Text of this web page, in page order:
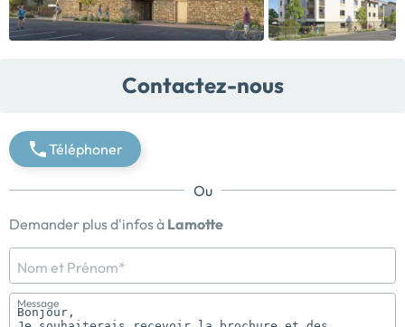
Contactez-nous
Téléphoner
Ou
Demander plus d'infos à Lamotte
Nom et Prénom*
Message